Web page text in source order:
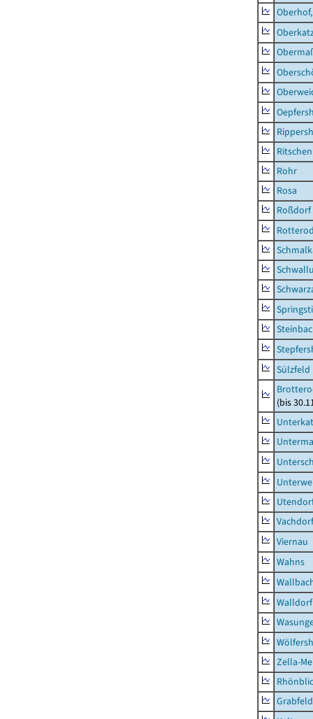
Rohr
Rosa
Roßdorf
Sülzfeld
(bis
Vachdorf
Viernau
Wahns
Walldorf
Zella-
Grabfeld